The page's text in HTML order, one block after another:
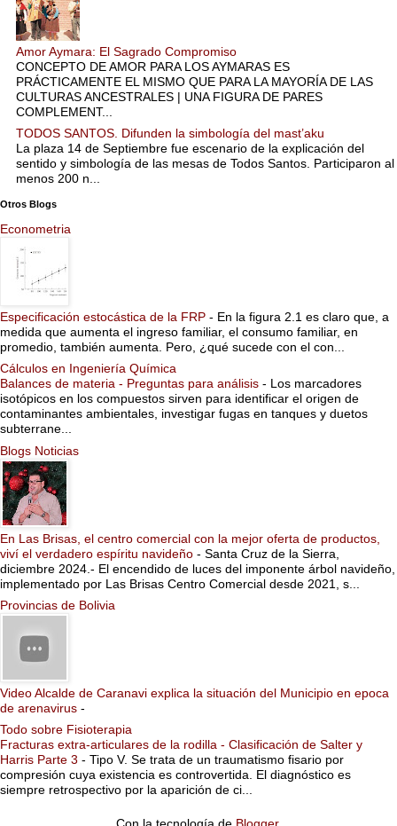
Amor Aymara: El Sagrado Compromiso
CONCEPTO DE AMOR PARA LOS AYMARAS ES
PRÁCTICAMENTE EL MISMO QUE PARA LA MAYORÍA DE LAS
CULTURAS ANCESTRALES | UNA FIGURA DE PARES
COMPLEMENT...
TODOS SANTOS. Difunden la simbología del mast’aku
La plaza 14 de Septiembre fue escenario de la explicación del
sentido y simbología de las mesas de Todos Santos. Participaron al
menos 200 n...
Otros Blogs
Econometria
Especificación estocástica de la FRP - En la figura 2.1 es claro que, a
medida que aumenta el ingreso familiar, el consumo familiar, en
promedio, también aumenta. Pero, ¿qué sucede con el con...
Cálculos en Ingeniería Química
Balances de materia - Preguntas para análisis - Los marcadores
isotópicos en los compuestos sirven para identificar el origen de
contaminantes ambientales, investigar fugas en tanques y duetos
subterrane...
Blogs Noticias
En Las Brisas, el centro comercial con la mejor oferta de productos,
viví el verdadero espíritu navideño - Santa Cruz de la Sierra,
diciembre 2024.- El encendido de luces del imponente árbol navideño,
implementado por Las Brisas Centro Comercial desde 2021, s...
Provincias de Bolivia
Video Alcalde de Caranavi explica la situación del Municipio en epoca
de arenavirus -
Todo sobre Fisioterapia
Fracturas extra-articulares de la rodilla - Clasificación de Salter y
Harris Parte 3 - Tipo V. Se trata de un traumatismo fisario por
compresión cuya existencia es controvertida. El diagnóstico es
siempre retrospectivo por la aparición de ci...
Con la tecnología de Blogger.